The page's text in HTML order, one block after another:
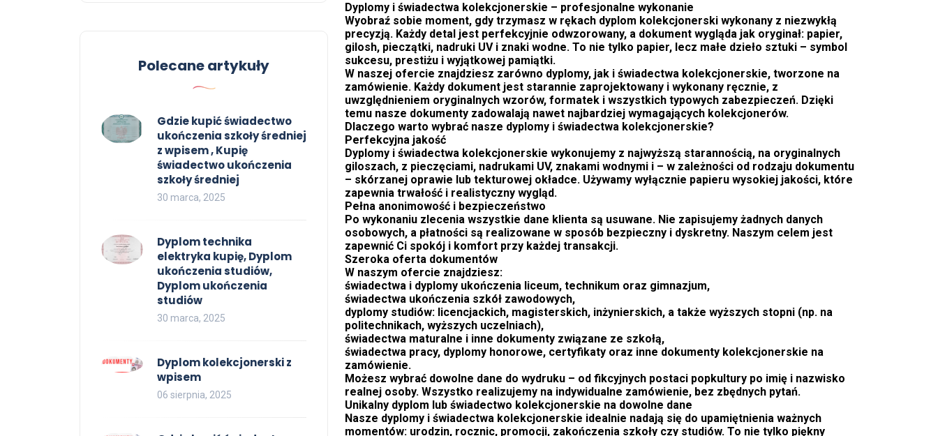
Dyplomy i świadectwa kolekcjonerskie – profesjonalne wykonanie
Wyobraź sobie moment, gdy trzymasz w rękach dyplom kolekcjonerski wykonany z niezwykłą
precyzją. Każdy detal jest perfekcyjnie odwzorowany, a dokument wygląda jak oryginał: papier,
gilosh, pieczątki, nadruki UV i znaki wodne. To nie tylko papier, lecz małe dzieło sztuki – symbol
sukcesu, prestiżu i wyjątkowej pamiątki.
W naszej ofercie znajdziesz zarówno dyplomy, jak i świadectwa kolekcjonerskie, tworzone na
zamówienie. Każdy dokument jest starannie zaprojektowany i wykonany ręcznie, z
uwzględnieniem oryginalnych wzorów, formatek i wszystkich typowych zabezpieczeń. Dzięki
temu nasze dokumenty zadowalają nawet najbardziej wymagających kolekcjonerów.
Dlaczego warto wybrać nasze dyplomy i świadectwa kolekcjonerskie?
Perfekcyjna jakość
Dyplomy i świadectwa kolekcjonerskie wykonujemy z najwyższą starannością, na oryginalnych
giloszach, z pieczęciami, nadrukami UV, znakami wodnymi i – w zależności od rodzaju dokumentu
– skórzanej oprawie lub tekturowej okładce. Używamy wyłącznie papieru wysokiej jakości, które
zapewnia trwałość i realistyczny wygląd.
Pełna anonimowość i bezpieczeństwo
Po wykonaniu zlecenia wszystkie dane klienta są usuwane. Nie zapisujemy żadnych danych
osobowych, a płatności są realizowane w sposób bezpieczny i dyskretny. Naszym celem jest
zapewnić Ci spokój i komfort przy każdej transakcji.
Szeroka oferta dokumentów
W naszym ofercie znajdziesz:
świadectwa i dyplomy ukończenia liceum, technikum oraz gimnazjum,
świadectwa ukończenia szkół zawodowych,
dyplomy studiów: licencjackich, magisterskich, inżynierskich, a także wyższych stopni (np. na
politechnikach, wyższych uczelniach),
świadectwa maturalne i inne dokumenty związane ze szkołą,
świadectwa pracy, dyplomy honorowe, certyfikaty oraz inne dokumenty kolekcjonerskie na
zamówienie.
Możesz wybrać dowolne dane do wydruku – od fikcyjnych postaci popkultury po imię i nazwisko
realnej osoby. Wszystko realizujemy na indywidualne zamówienie, bez zbędnych pytań.
Unikalny dyplom lub świadectwo kolekcjonerskie na dowolne dane
Nasze dyplomy i świadectwa kolekcjonerskie idealnie nadają się do upamiętnienia ważnych
momentów: urodzin, rocznic, promocji, zakończenia szkoły czy studiów. To nie tylko piękny
Polecane artykuły
Gdzie kupić świadectwo
ukończenia szkoły średniej
z wpisem , Kupię
świadectwo ukończenia
szkoły średniej
30 marca, 2025
Dyplom technika
elektryka kupię, Dyplom
ukończenia studiów,
Dyplom ukończenia
studiów
30 marca, 2025
Dyplom kolekcjonerski z
wpisem
06 sierpnia, 2025